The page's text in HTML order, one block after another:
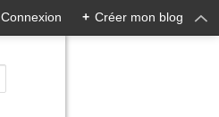
Connexion + Créer mon blog